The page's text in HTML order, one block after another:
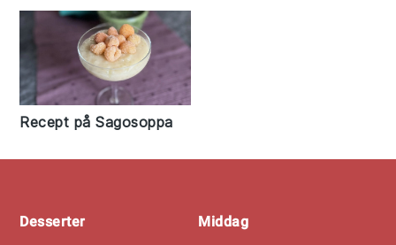
Recept på Sagosoppa
Footer
Desserter
Middag